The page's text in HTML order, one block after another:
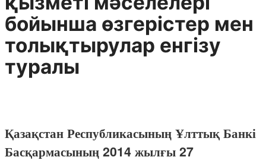
бойынша өзгерістер мен
толықтырулар енгізу
туралы
Қазақстан Республикасының Ұлттық Банкі
Басқармасының 2014 жылғы 27